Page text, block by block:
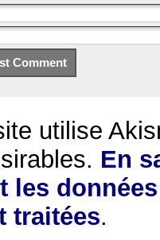
utilise
En
les
traitées.